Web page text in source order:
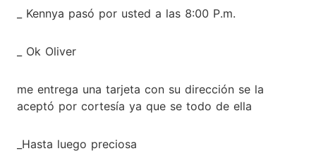
_ Kennya pasó por usted a las 8:00 P.m.
_ Ok Oliver
me entrega una tarjeta con su dirección se la
aceptó por cortesía ya que se todo de ella
_Hasta luego preciosa